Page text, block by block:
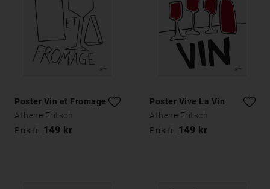
Poster Vin et Fromage
Athene Fritsch
Pris fr. 149 kr
Poster Vive La Vin
Athene Fritsch
Pris fr. 149 kr